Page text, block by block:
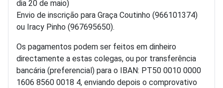
dia 20 de maio)
Envio de inscrição para Graça Coutinho (966101374)
ou Iracy Pinho (967695650).
Os pagamentos podem ser feitos em dinheiro
directamente a estas colegas, ou por transferência
bancária (preferencial) para o IBAN: PT50 0010 0000
1606 8560 0018 4, enviando depois o comprovativo